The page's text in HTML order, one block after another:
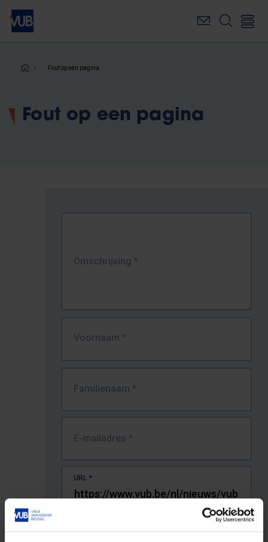
Overslaan
naar
inhoudKruimelpad
Fout op een pagina
Fout op een pagina
Omschrijving *
Voornaam *
Familienaam *
E-mailadres *
URL *
De volledige URL van de pagina waar je de fout zag.